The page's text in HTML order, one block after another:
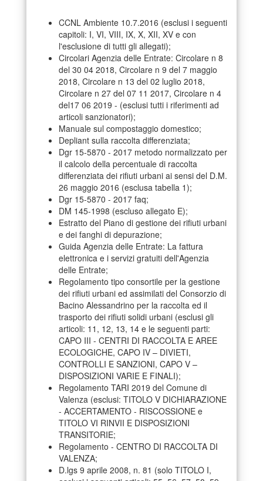
CCNL Ambiente 10.7.2016 (esclusi i seguenti
capitoli: I, VI, VIII, IX, X, XII, XV e con
l'esclusione di tutti gli allegati);
Circolari Agenzia delle Entrate: Circolare n 8
del 30 04 2018, Circolare n 9 del 7 maggio
2018, Circolare n 13 del 02 luglio 2018,
Circolare n 27 del 07 11 2017, Circolare n 4
del17 06 2019 - (esclusi tutti i riferimenti ad
articoli sanzionatori);
Manuale sul compostaggio domestico;
Depliant sulla raccolta differenziata;
Dgr 15-5870 - 2017 metodo normalizzato per
il calcolo della percentuale di raccolta
differenziata dei rifiuti urbani ai sensi del D.M.
26 maggio 2016 (esclusa tabella 1);
Dgr 15-5870 - 2017 faq;
DM 145-1998 (escluso allegato E);
Estratto del Piano di gestione dei rifiuti urbani
e dei fanghi di depurazione;
Guida Agenzia delle Entrate: La fattura
elettronica e i servizi gratuiti dell'Agenzia
delle Entrate;
Regolamento tipo consortile per la gestione
dei rifiuti urbani ed assimilati del Consorzio di
Bacino Alessandrino per la raccolta ed il
trasporto dei rifiuti solidi urbani (esclusi gli
articoli: 11, 12, 13, 14 e le seguenti parti:
CAPO III - CENTRI DI RACCOLTA E AREE
ECOLOGICHE, CAPO IV – DIVIETI,
CONTROLLI E SANZIONI, CAPO V –
DISPOSIZIONI VARIE E FINALI);
Regolamento TARI 2019 del Comune di
Valenza (esclusi: TITOLO V DICHIARAZIONE
- ACCERTAMENTO - RISCOSSIONE e
TITOLO VI RINVII E DISPOSIZIONI
TRANSITORIE;
Regolamento - CENTRO DI RACCOLTA DI
VALENZA;
D.lgs 9 aprile 2008, n. 81 (solo TITOLO I,